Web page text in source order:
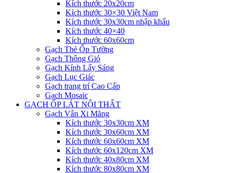
Kích thước 20x20cm
Kích thước 30×30 Việt Nam
Kích thước 30x30cm nhập khẩu
Kích thước 40×40
Kích thước 60x60cm
Gạch Thẻ Ốp Tường
Gạch Thông Gió
Gạch Kính Lấy Sáng
Gạch Lục Giác
Gạch trang trí Cao Cấp
Gạch Mosaic
GẠCH ỐP LÁT NỘI THẤT
Gạch Vân Xi Măng
Kích thước 30x30cm XM
Kích thước 30x60cm XM
Kích thước 60x60cm XM
Kích thước 60x120cm XM
Kích thước 40x80cm XM
Kích thước 80x80cm XM